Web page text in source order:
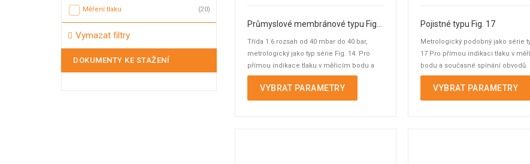
Třída 1.6 rozsah od 40 mbar do 40 bar,
metrologický jako typ série Fig. 14. Pro
přímou indikace tlaku v měřicím bodu a
současné ...
VYBRAT PARAMETRY
Pojistné typu Fig. 17
Metrologický podobný jako série
17 Pro přímou indikaci tlaku v
bodu a současné spínání obvodů.
VYBRAT PARAMETRY
Měření tlaku (20)
Vymazat filtry
DOKUMENTY KE STAŽENÍ